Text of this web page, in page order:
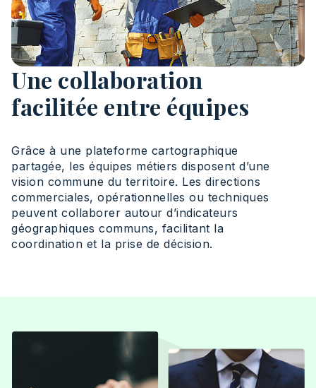
Une collaboration
facilitée entre équipes
Grâce à une plateforme cartographique
partagée, les équipes métiers disposent d’une
vision commune du territoire. Les directions
commerciales, opérationnelles ou techniques
peuvent collaborer autour d’indicateurs
géographiques communs, facilitant la
coordination et la prise de décision.